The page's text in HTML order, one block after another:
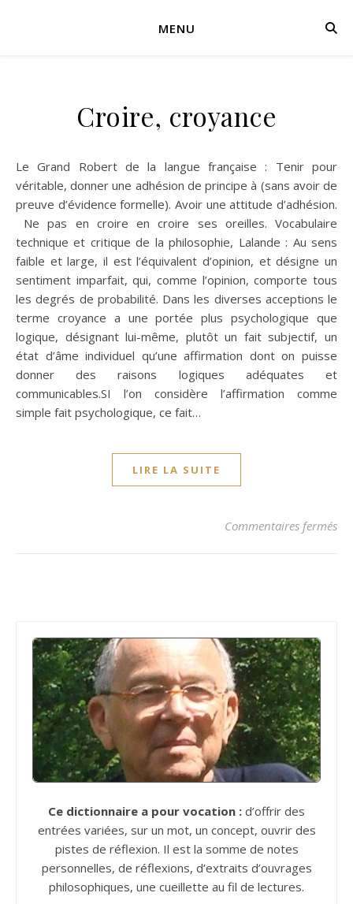
MENU
Croire, croyance
Le Grand Robert de la langue française : Tenir pour
véritable, donner une adhésion de principe à (sans avoir de
preuve d’évidence formelle). Avoir une attitude d’adhésion.
Ne pas en croire en croire ses oreilles. Vocabulaire
technique et critique de la philosophie, Lalande : Au sens
faible et large, il est l’équivalent d’opinion, et désigne un
sentiment imparfait, qui, comme l’opinion, comporte tous
les degrés de probabilité. Dans les diverses acceptions le
terme croyance a une portée plus psychologique que
logique, désignant lui-même, plutôt un fait subjectif, un
état d’âme individuel qu’une affirmation dont on puisse
donner des raisons logiques adéquates et
communicables.SI l’on considère l’affirmation comme
simple fait psychologique, ce fait…
LIRE LA SUITE
Commentaires fermés
Ce dictionnaire a pour vocation : d’offrir des
entrées variées, sur un mot, un concept, ouvrir des
pistes de réflexion. Il est la somme de notes
personnelles, de réflexions, d’extraits d’ouvrages
philosophiques, une cueillette au fil de lectures.